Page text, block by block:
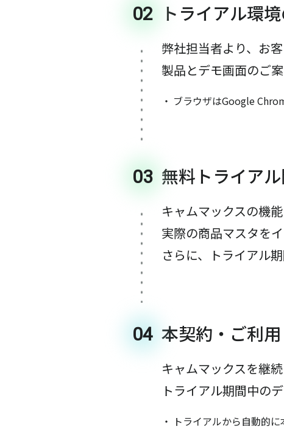
02 トライアル環
弊社担当者より、お
製品とデモ画面のご
ブラウザはGoogle
03 無料トライア
キャムマックスの機
実際の商品マスタを
さらに、トライアル
04 本契約・ご利用
キャムマックスを継
トライアル期間中の
トライアルから自動的